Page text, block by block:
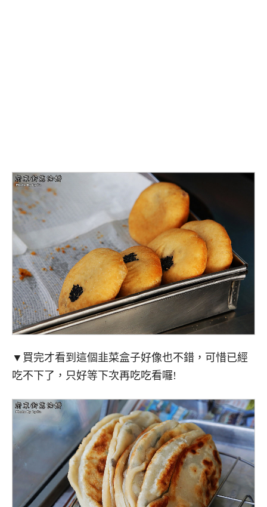
▼買完才看到這個韭菜盒子好像也不錯，可惜已經
吃不下了，只好等下次再吃吃看囉!